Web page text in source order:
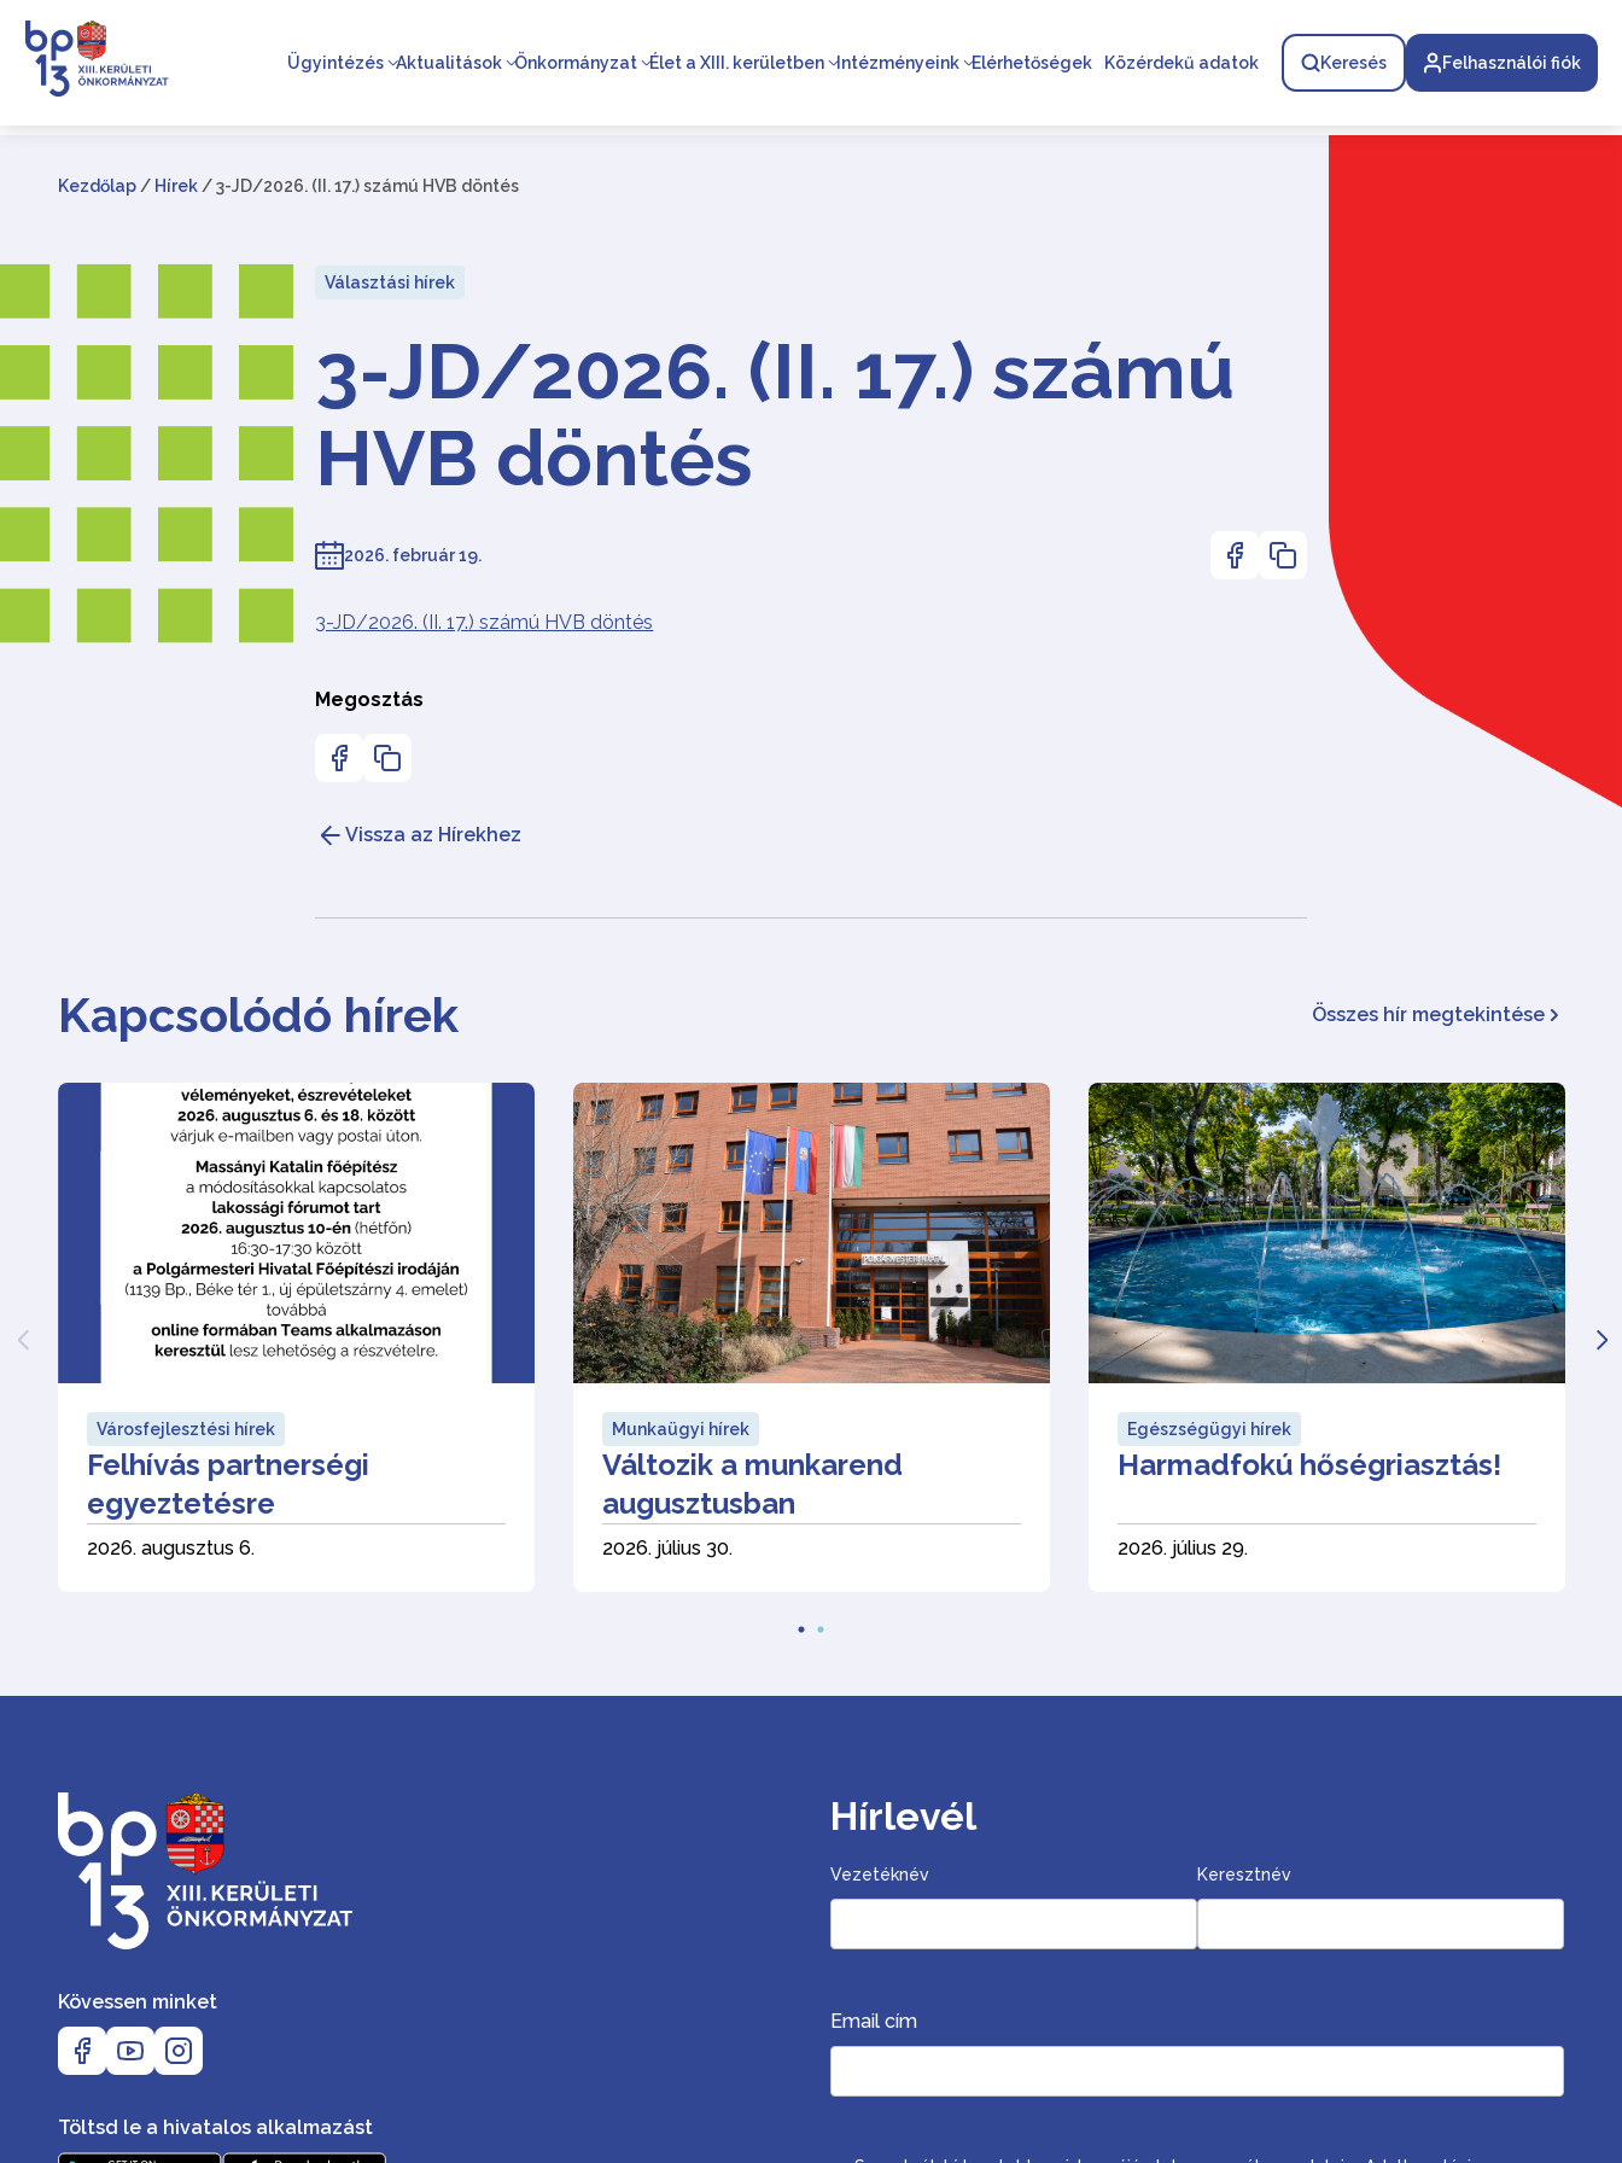
Ügyintézés Aktualitások Önkormányzat Élet a XIII. kerületben Intézményeink Elérhetőségek Közérdekű adatok Keresés Felhasználói fiók
Kezdőlap / Hírek /3-JD/2026. (II. 17.) számú HVB döntés
Választási hírek
3-JD/2026. (II. 17.) számú
HVB döntés
2026. február 19.
3-JD/2026. (II. 17.) számú HVB döntés
Megosztás
Vissza az Hírekhez
Kapcsolódó hírek Összes hír megtekintése
Városfejlesztési hírek
Felhívás partnerségi
egyeztetésre
2026. augusztus 6.
Munkaügyi hírek
Változik a munkarend
augusztusban
2026. július 30.
Egészségügyi hírek
Harmadfokú hőségriasztás!
2026. július 29.
Kövessen minket
Töltsd le a hivatalos alkalmazást
Hírlevél
Vezetéknév Keresztnév
Email cím